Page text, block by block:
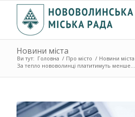
Новини міста
Ви тут: Головна / Про місто / Новини міста
За тепло нововолинці платитимуть менше...